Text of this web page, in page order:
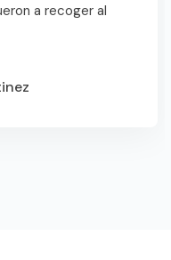
a recoger al